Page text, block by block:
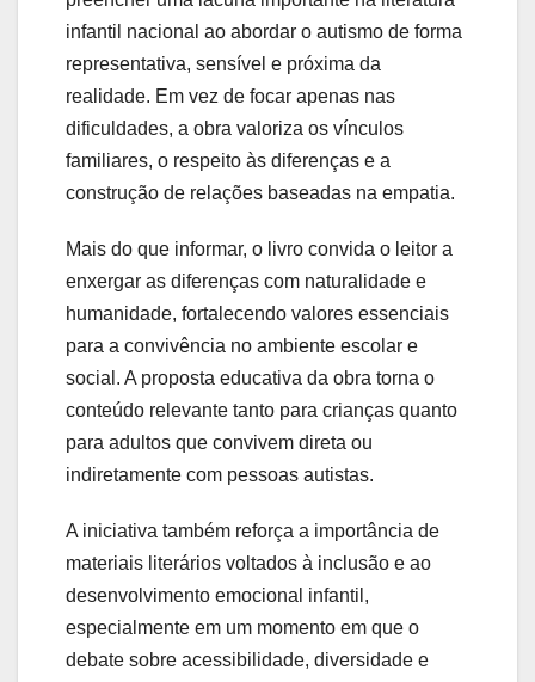
infantil nacional ao abordar o autismo de forma
representativa, sensível e próxima da
realidade. Em vez de focar apenas nas
dificuldades, a obra valoriza os vínculos
familiares, o respeito às diferenças e a
construção de relações baseadas na empatia.
Mais do que informar, o livro convida o leitor a
enxergar as diferenças com naturalidade e
humanidade, fortalecendo valores essenciais
para a convivência no ambiente escolar e
social. A proposta educativa da obra torna o
conteúdo relevante tanto para crianças quanto
para adultos que convivem direta ou
indiretamente com pessoas autistas.
A iniciativa também reforça a importância de
materiais literários voltados à inclusão e ao
desenvolvimento emocional infantil,
especialmente em um momento em que o
debate sobre acessibilidade, diversidade e